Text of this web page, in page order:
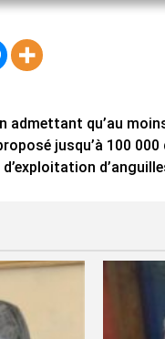
admettant qu’au
jusqu’à 100